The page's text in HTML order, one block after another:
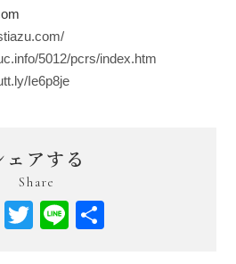
5012/pcrs/index.htm
Ie6p8je
ェアする
Share
Facebook
Twitter
Line